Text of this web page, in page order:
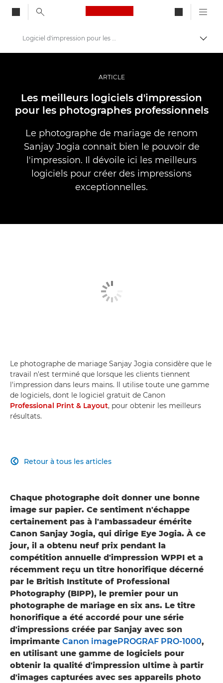
Canon Logo, back to
Vidéo et photographie professionnelles
Histoires
Logiciel d'impression pour les professionnels
ARTICLE
Les meilleurs logiciels d'impression
pour les photographes professionnels
Le photographe de mariage de renom
Sanjay Jogia connait bien le pouvoir de
l'impression. Il dévoile ici les meilleurs
logiciels pour créer des impressions
exceptionnelles.
Le photographe de mariage Sanjay Jogia considère que le
travail n'est terminé que lorsque les clients tiennent
l'impression dans leurs mains. Il utilise toute une gamme
de logiciels, dont le logiciel gratuit de Canon
Professional Print & Layout, pour obtenir les meilleurs
résultats.
Retour à tous les articles

Chaque photographe doit donner une bonne
image sur papier. Ce sentiment n'échappe
certainement pas à l'ambassadeur émérite
Canon Sanjay Jogia, qui dirige Eye Jogia. À ce
jour, il a obtenu neuf prix pendant la
compétition annuelle d'impression WPPI et a
récemment reçu un titre honorifique décerné
par le British Institute of Professional
Photography (BIPP), le premier pour un
photographe de mariage en six ans. Le titre
honorifique a été accordé pour une série
d'impressions créée par Sanjay avec son
imprimante Canon imagePROGRAF PRO-1000,
en utilisant une gamme de logiciels pour
obtenir la qualité d'impression ultime à partir
d'images capturées avec ses appareils photo